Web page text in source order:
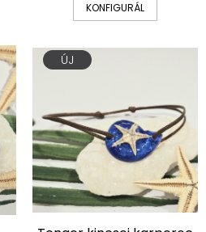
KONFIGURÁL
ÚJ